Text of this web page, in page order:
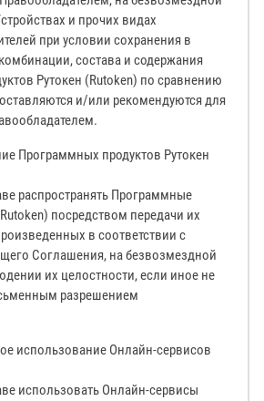
и прочих видах
при условии сохранения в
состава и содержания
Рутокен (Rutoken) по сравнению
и/или рекомендуются для
Программных продуктов Рутокен
распространять Программные
посредством передачи их
в соответствии с
Соглашения, на безвозмездной
их целостности, если иное не
разрешением
использование Онлайн-сервисов
использовать Онлайн-сервисы